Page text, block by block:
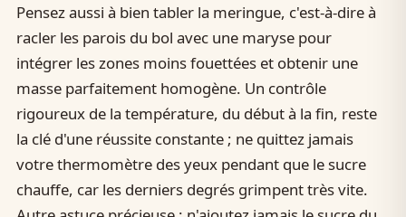
Pensez aussi à bien tabler la meringue, c'est-à-dire à
racler les parois du bol avec une maryse pour
intégrer les zones moins fouettées et obtenir une
masse parfaitement homogène. Un contrôle
rigoureux de la température, du début à la fin, reste
la clé d'une réussite constante ; ne quittez jamais
votre thermomètre des yeux pendant que le sucre
chauffe, car les derniers degrés grimpent très vite.